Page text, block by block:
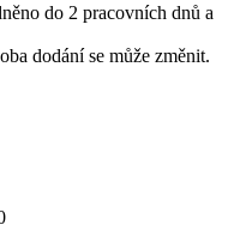
do 2 pracovních dnů a
dodání se může změnit.